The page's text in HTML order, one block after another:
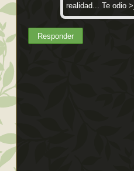
realidad... Te odio
Responder